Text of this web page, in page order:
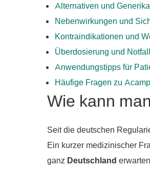
Alternativen und
Nebenwirkungen und
Kontraindikationen und
Überdosierung und
Anwendungstipps für
Häufige Fragen zu
Wie kann
Seit die deutschen
Ein kurzer medizinischer
ganz Deutschland